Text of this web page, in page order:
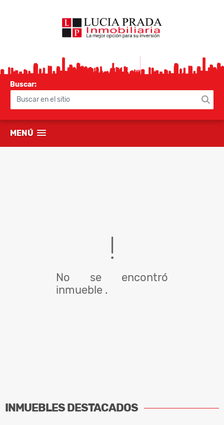
Buscar:
MENÚ
No se encontró
inmueble .
INMUEBLESDESTACADOS